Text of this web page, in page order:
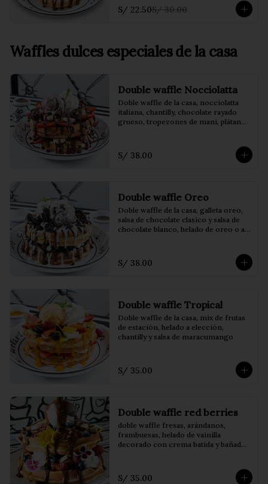
(Café o iced coffee)
S/ 22.50S/ 30.00
Waffles dulces especiales de la casa
Double waffle Nocciolatta
Doble waffle de la casa, nocciolatta
italiana, chantilly, chocolate rayado
grueso, tropezones de mani, plátano
S/ 38.00
Double waffle Oreo
Doble waffle de la casa, galleta oreo,
salsa de chocolate clasico y salsa de
chocolate blanco, helado de oreo o a
S/ 38.00
Double waffle Tropical
Doble waffle de la casa, mix de frutas
de estación, helado a elección,
chantilly y salsa de maracumango
S/ 35.00
Double waffle red berries
doble waffle fresas, arándanos,
frambuesas, helado de vainilla
decorado con crema batida y bañado
S/ 35.00